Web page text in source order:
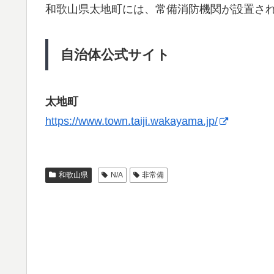
和歌山県太地町には、常備消防機関が設置さ
自治体公式サイト
太地町
https://www.town.taiji.wakayama.jp/
和歌山県 N/A 非常備